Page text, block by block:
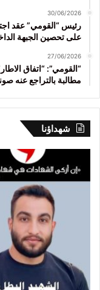
30/06/2026
رئيس “القومي” عقد
على تحصين الجبهة
27/06/2026
مطالبة بالتراجع عنه
شهداؤنا